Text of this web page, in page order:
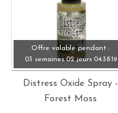
Offre valable pendant :
03 semaines 02 jours 04:38:19
Distress Oxide Spray -
Forest Moss